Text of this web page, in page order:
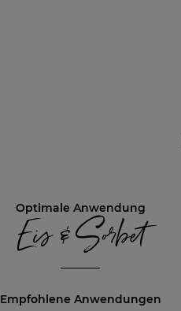
Optimale Anwendung
Eis & Sorbet
Empfohlene Anwendungen